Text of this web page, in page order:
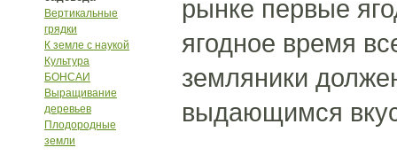
Вертикальные
грядки
К земле с наукой
Культура
БОНСАИ
Выращивание
деревьев
Плодородные
земли
рынке первые
ягодное время
земляники
выдающимся